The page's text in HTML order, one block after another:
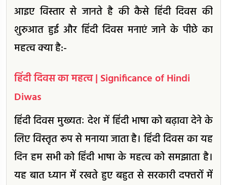
आइए विस्तार से जानते है की कैसे हिंदी दिवस की
शुरुआत हुई और हिंदी दिवस मनाएं जाने के पीछे का
महत्व क्या है:-
हिंदी दिवस का महत्व | Significance of Hindi
Diwas
हिंदी दिवस मुख्यतः देश में हिंदी भाषा को बढ़ावा देने के
लिए विस्तृत रूप से मनाया जाता है। हिंदी दिवस का यह
दिन हम सभी को हिंदी भाषा के महत्व को समझाता है।
यह बात ध्यान में रखते हुए बहुत से सरकारी दफ्तरों में